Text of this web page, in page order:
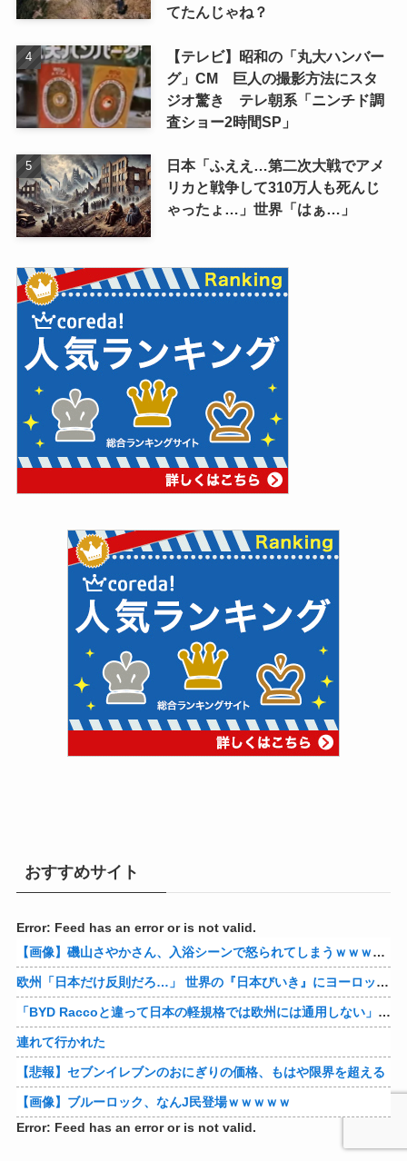
てたんじゃね？
【テレビ】昭和の「丸大ハンバー
グ」CM 巨人の撮影方法にスタ
ジオ驚き テレ朝系「ニンチド調
査ショー2時間SP」
日本「ふええ…第二次大戦でアメ
リカと戦争して310万人も死んじ
ゃったょ…」世界「はぁ…」
おすすめサイト
Error: Feed has an error or is not valid.
【画像】磯山さやかさん、入浴シーンで怒られてしまうｗｗｗｗｗｗ
欧州「日本だけ反則だろ…」 世界の『日本びいき』にヨーロッパ全土から不満の声
「BYD Raccoと違って日本の軽規格では欧州には通用しない」と自動車系ライターが示唆、だが速攻で反例を提示されて即落ち二コマ状態に……
連れて行かれた
【悲報】セブンイレブンのおにぎりの価格、もはや限界を超える
【画像】ブルーロック、なんJ民登場ｗｗｗｗｗ
Error: Feed has an error or is not valid.